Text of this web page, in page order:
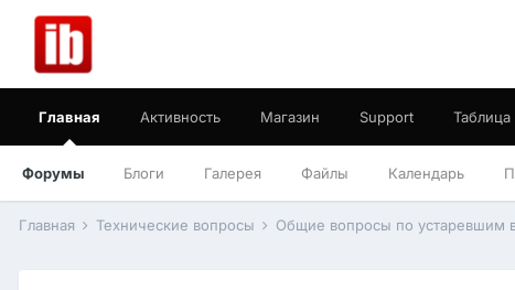
Главная
Форумы Блоги Галерея Файлы Календарь
Активность Магазин Support
Главная Технические вопросы Общие вопросы по устаревшим